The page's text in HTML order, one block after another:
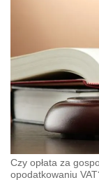
Czy opłata za
opodatkowaniu